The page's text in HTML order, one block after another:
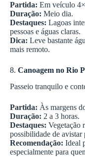
Partida: Em veículo
Duração: Meio dia.
Destaques: Lagoas
pessoas e águas claras.
Dica: Leve bastante
mais remoto.
8. Canoagem no Rio
Passeio tranquilo e
Partida: Às margens
Duração: 2 a 3 horas.
Destaques: Vegetação
possibilidade de avistar
Recomendação: Ideal
especialmente para